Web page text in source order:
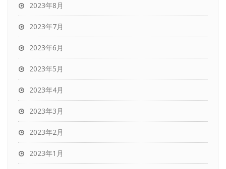
2023年8月
2023年7月
2023年6月
2023年5月
2023年4月
2023年3月
2023年2月
2023年1月